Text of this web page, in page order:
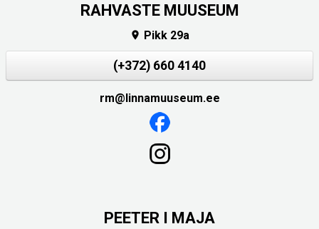
RAHVASTE MUUSEUM
 Pikk 29a
(+372) 660 4140
rm@linnamuuseum.ee
PEETER I MAJA